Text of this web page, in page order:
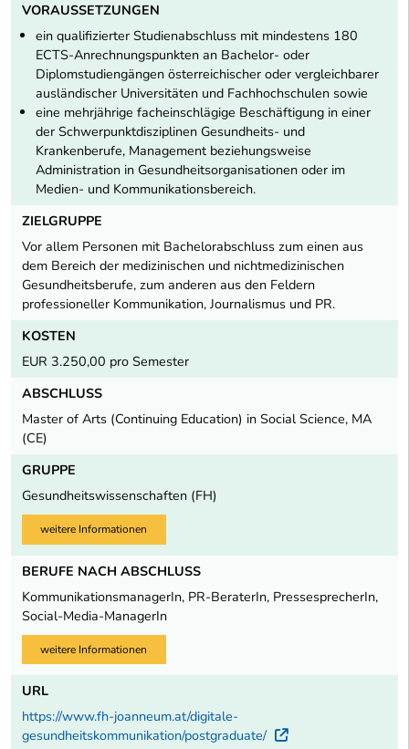
VORAUSSETZUNGEN
ein qualifizierter Studienabschluss mit mindestens 180
ECTS-Anrechnungspunkten an Bachelor- oder
Diplomstudiengängen österreichischer oder vergleichbarer
ausländischer Universitäten und Fachhochschulen sowie
eine mehrjährige facheinschlägige Beschäftigung in einer
der Schwerpunktdisziplinen Gesundheits- und
Krankenberufe, Management beziehungsweise
Administration in Gesundheitsorganisationen oder im
Medien- und Kommunikationsbereich.
ZIELGRUPPE
Vor allem Personen mit Bachelorabschluss zum einen aus
dem Bereich der medizinischen und nichtmedizinischen
Gesundheitsberufe, zum anderen aus den Feldern
professioneller Kommunikation, Journalismus und PR.
KOSTEN
EUR 3.250,00 pro Semester
ABSCHLUSS
Master of Arts (Continuing Education) in Social Science, MA
(CE)
GRUPPE
Gesundheitswissenschaften (FH)
weitere Informationen
BERUFE NACH ABSCHLUSS
KommunikationsmanagerIn, PR-BeraterIn, PressesprecherIn,
Social-Media-ManagerIn
weitere Informationen
URL
https://www.fh-joanneum.at/digitale-
gesundheitskommunikation/postgraduate/
Externer Link